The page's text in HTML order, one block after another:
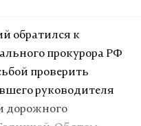
обратился к
прокурора РФ
проверить
руководителя
дорожного